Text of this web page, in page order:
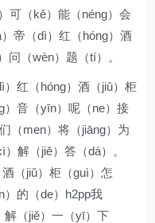
可（kě）能（néng）会
帝（dì）红（hóng）酒
问（wèn）题（tí）。
红（hóng）酒（jiǔ）柜
）音（yīn）呢（ne）接
（men）将（jiāng）为
解（jiě）答（dá）。
（jiǔ）柜（guì）怎
）的（de）h2pp我
解（jiě）一（yī）下